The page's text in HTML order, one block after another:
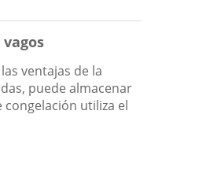
ventajas de la
puede almacenar
utiliza el